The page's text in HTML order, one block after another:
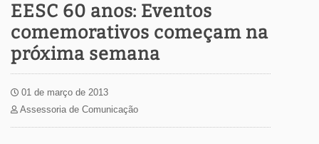
EESC 60 anos: Eventos
comemorativos começam na
próxima semana
01 de março de 2013
Assessoria de Comunicação